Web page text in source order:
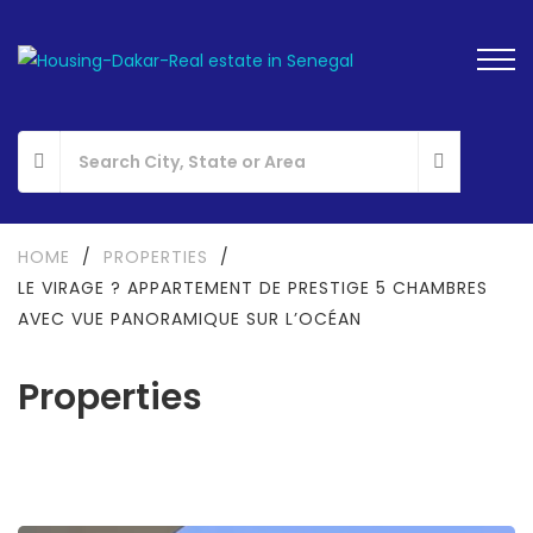
Properties
HOME / PROPERTIES
/
LE VIRAGE ? APPARTEMENT DE PRESTIGE 5 CHAMBRES
AVEC VUE PANORAMIQUE SUR L’OCÉAN